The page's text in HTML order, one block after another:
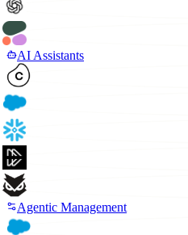
AI Assistants
Agentic Management